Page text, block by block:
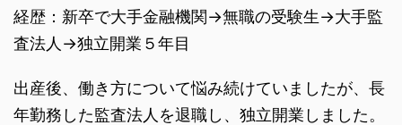
経歴：新卒で大手金融機関→無職の受験生→大手監
査法人→独立開業５年目
出産後、働き方について悩み続けていましたが、長
年勤務した監査法人を退職し、独立開業しました。